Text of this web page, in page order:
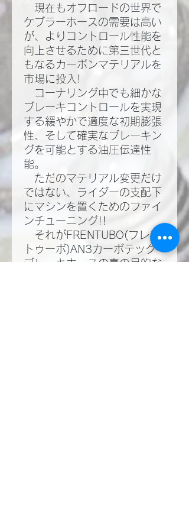
現在もオフロードの世界で
ケブラーホースの需要は高い
が、よりコントロール性能を
向上させるために第三世代と
もなるカーボンマテリアルを
市場に投入!​
コーナリング中でも細かな
ブレーキコントロールを実現
する緩やかで適度な初期膨張
性、そして確実なブレーキン
グを可能とする油圧伝達性
能。​
ただのマテリアル変更だけ
ではない、ライダーの支配下
にマシンを置くためのファイ
ンチューニング!!​
それがFRENTUBO(フレン
トゥーボ)AN3カーボテック
ブレーキホースの真の目的な